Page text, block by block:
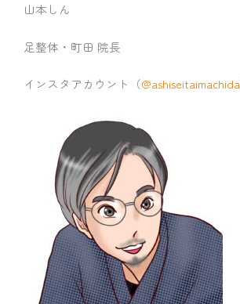
山本しん
足整体・町田 院長
インスタアカウント（@ashiseitaimachida